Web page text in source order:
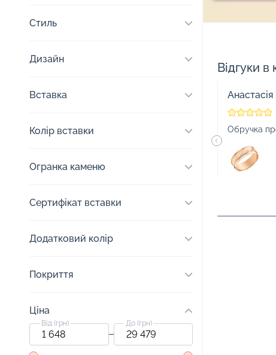
Стиль
Дизайн
Вставка
Колір вставки
Огранка каменю
Сертифікат вставки
Додатковий колір
Покриття
Ціна
Від (грн) До (грн)
Відгуки в
Обручка